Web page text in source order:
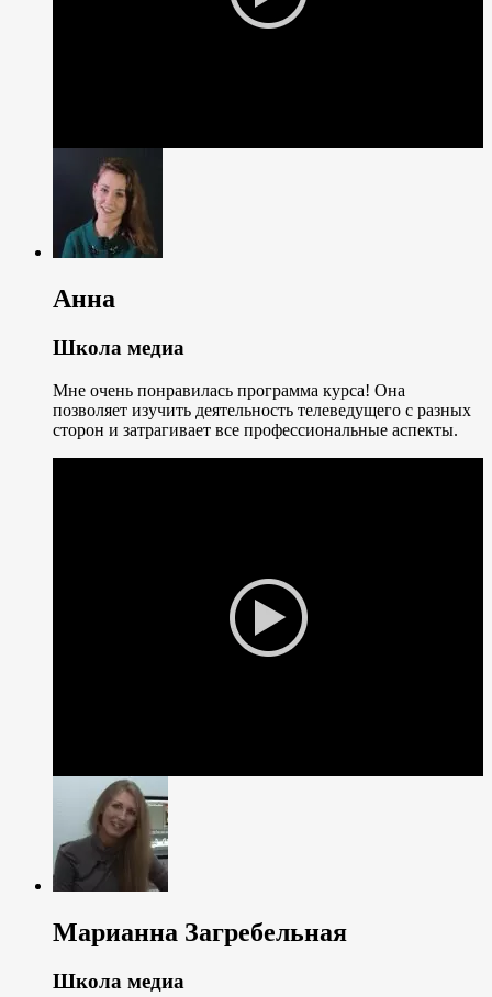
Анна
Школа медиа
Мне очень понравилась программа курса! Она
позволяет изучить деятельность телеведущего с разных
сторон и затрагивает все профессиональные аспекты.
Марианна Загребельная
Школа медиа